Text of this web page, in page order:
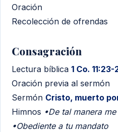
Oración
Recolección de ofrendas
Consagración
Lectura bíblica 1 Co. 11:23-
Oración previa al sermón
Sermón Cristo, muerto
Himnos •De tal manera
•Obediente a tu mandato